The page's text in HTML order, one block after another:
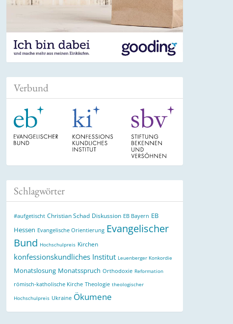
Verbund
Schlagwörter
#aufgetischt Christian Schad Diskussion EB Bayern EB
Hessen Evangelische Orientierung Evangelischer
Bund Hochschulpreis Kirchen
konfessionskundliches Institut Leuenberger Konkordie
Monatslosung Monatsspruch Orthodoxie Reformation
römisch-katholische Kirche Theologie theologischer
Hochschulpreis Ukraine Ökumene